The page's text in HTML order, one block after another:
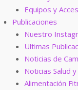
Equipos y
Publicaciones
Nuestro
Ultimas
Noticias de
Noticias Salud
Alimentación